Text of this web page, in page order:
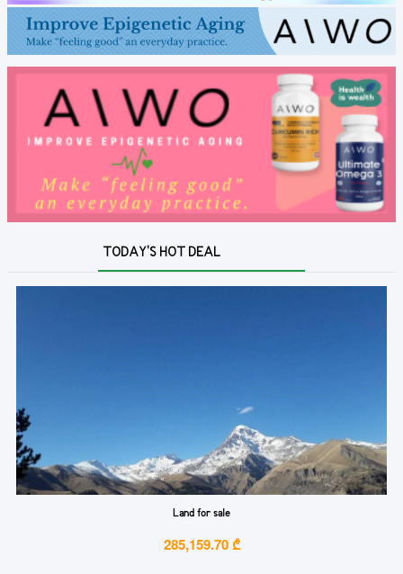
TODAY'S HOT DEAL
Land for sale
285,159.70 ₾